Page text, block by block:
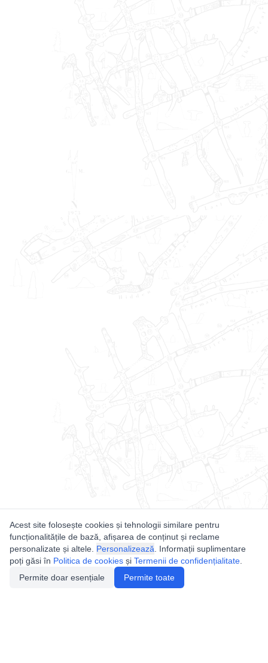
Acest site folosește cookies și tehnologii similare pentru
funcționalitățile de bază, afișarea de conținut și reclame
personalizate și altele. Personalizează . Informații suplimentare
poți găsi în Politica de cookies și Termenii de confidențialitate
Permite doar esențiale
Permite toate